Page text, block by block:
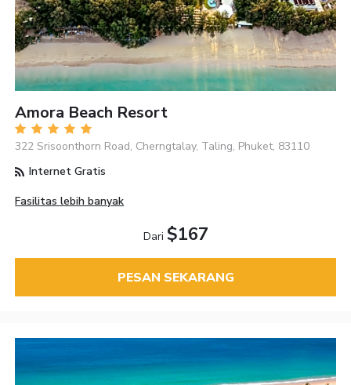
Amora Beach Resort
322 Srisoonthorn Road, Cherngtalay, Taling, Phuket, 83110
Internet Gratis
Fasilitas lebih banyak
Dari $167
PESAN SEKARANG